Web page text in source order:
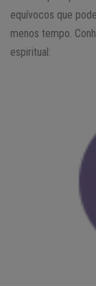
equívocos que
menos tempo.
espiritual: